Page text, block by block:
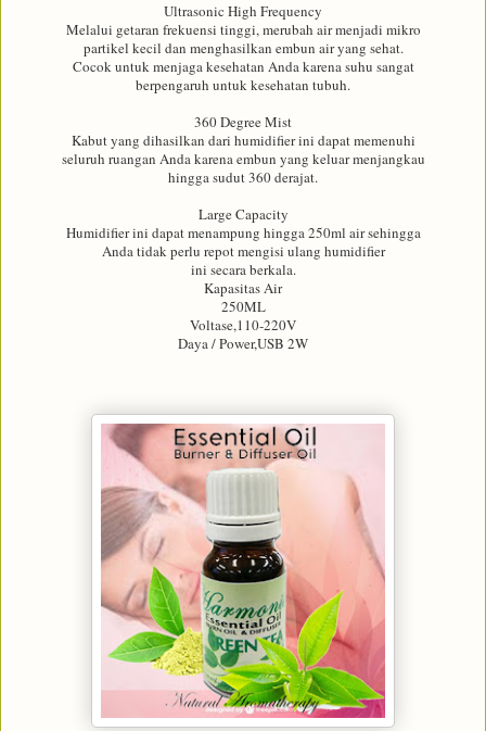
Ultrasonic High Frequency
Melalui getaran frekuensi tinggi, merubah air menjadi mikro
partikel kecil dan menghasilkan embun air yang sehat.
Cocok untuk menjaga kesehatan Anda karena suhu sangat
berpengaruh untuk kesehatan tubuh.
360 Degree Mist
Kabut yang dihasilkan dari humidifier ini dapat memenuhi
seluruh ruangan Anda karena embun yang keluar menjangkau
hingga sudut 360 derajat.
Large Capacity
Humidifier ini dapat menampung hingga 250ml air sehingga
Anda tidak perlu repot mengisi ulang humidifier
ini secara berkala.
Kapasitas Air
250ML
Voltase,110-220V
Daya / Power,USB 2W